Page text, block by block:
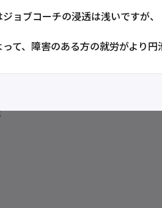
ョブコーチの浸透は浅いですが、
て、障害のある方の就労がより円